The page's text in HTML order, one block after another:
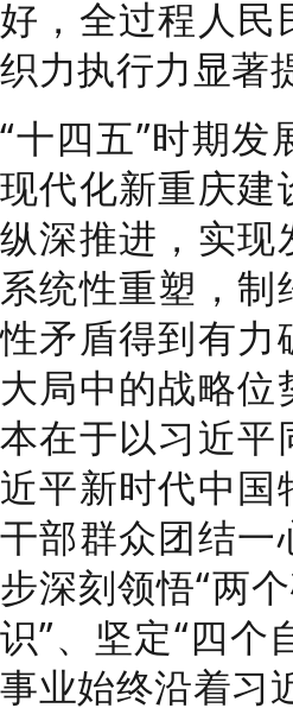
好，全过程人
织力执行力显著
“十四五”时期
现代化新重庆建
纵深推进，实现
系统性重塑，
性矛盾得到有力
大局中的战略
本在于以习近平
近平新时代中
干部群众团结一
步深刻领悟“两
识”、坚定“四个
事业始终沿着习